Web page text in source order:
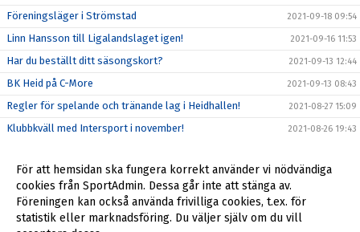
Föreningsläger i Strömstad 2021-09-18 09:54
Linn Hansson till Ligalandslaget igen! 2021-09-16 11:53
Har du beställt ditt säsongskort? 2021-09-13 12:44
BK Heid på C-More 2021-09-13 08:43
Regler för spelande och tränande lag i Heidhallen! 2021-08-27 15:09
Klubbkväll med Intersport i november! 2021-08-26 19:43
Hanna Wedenby spelar EM i sommar! 2021-06-16 16:53
BK Heid hälsar sin nya sportchef Magnus Ferdinandsson
välkommen!
2021-06-08 08:21
För att hemsidan ska fungera korrekt använder vi nödvändiga
cookies från SportAdmin. Dessa går inte att stänga av.
Föreningen kan också använda frivilliga cookies, t.ex. för
statistik eller marknadsföring. Du väljer själv om du vill